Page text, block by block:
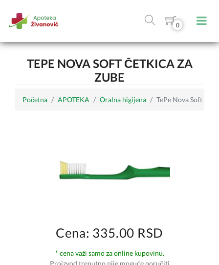
0
TEPE NOVA SOFT ČETKICA ZA
ZUBE
Početna APOTEKA Oralna higijena TePe Nova Soft
Cena: 335.00 RSD
* cena važi samo za online kupovinu.
Proizvod trenutno nije moguće poručiti